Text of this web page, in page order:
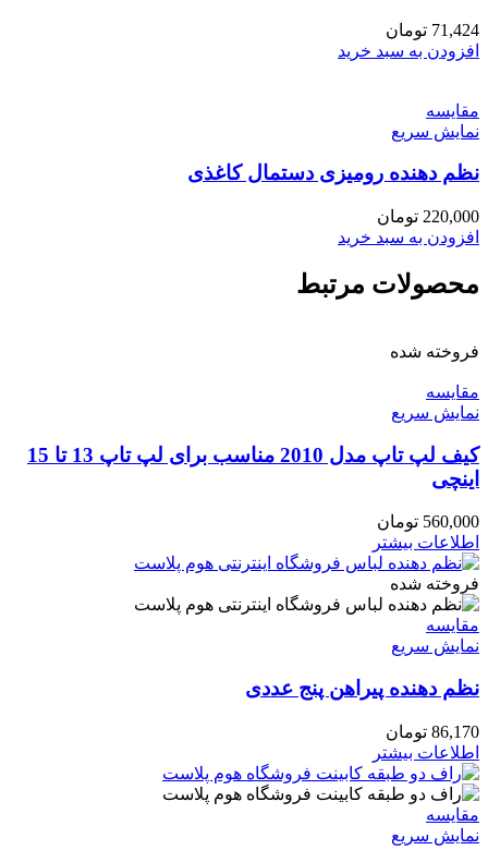
71,424 تومان
افزودن به سبد خرید
مقايسه
نمایش سریع
نظم دهنده رومیزی دستمال کاغذی
220,000 تومان
افزودن به سبد خرید
محصولات مرتبط
فروخته شده
مقايسه
نمایش سریع
کیف لپ تاپ مدل 2010 مناسب برای لپ تاپ 13 تا 15
اینچی
560,000 تومان
اطلاعات بیشتر
فروخته شده
مقايسه
نمایش سریع
نظم دهنده پیراهن پنج عددی
86,170 تومان
اطلاعات بیشتر
مقايسه
نمایش سریع